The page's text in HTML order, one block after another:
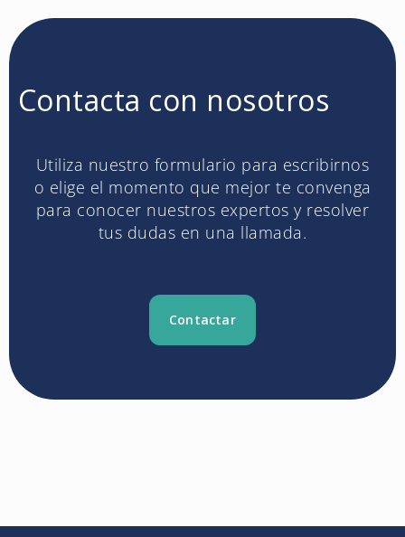
Contacta con nosotros
Utiliza nuestro formulario para escribirnos
o elige el momento que mejor te convenga
para conocer nuestros expertos y resolver
tus dudas en una llamada.
Contactar